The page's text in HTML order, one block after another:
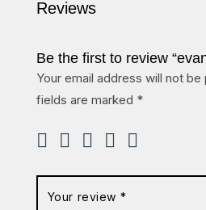
Reviews
Be the first to review
Your email address will not be
fields are marked *